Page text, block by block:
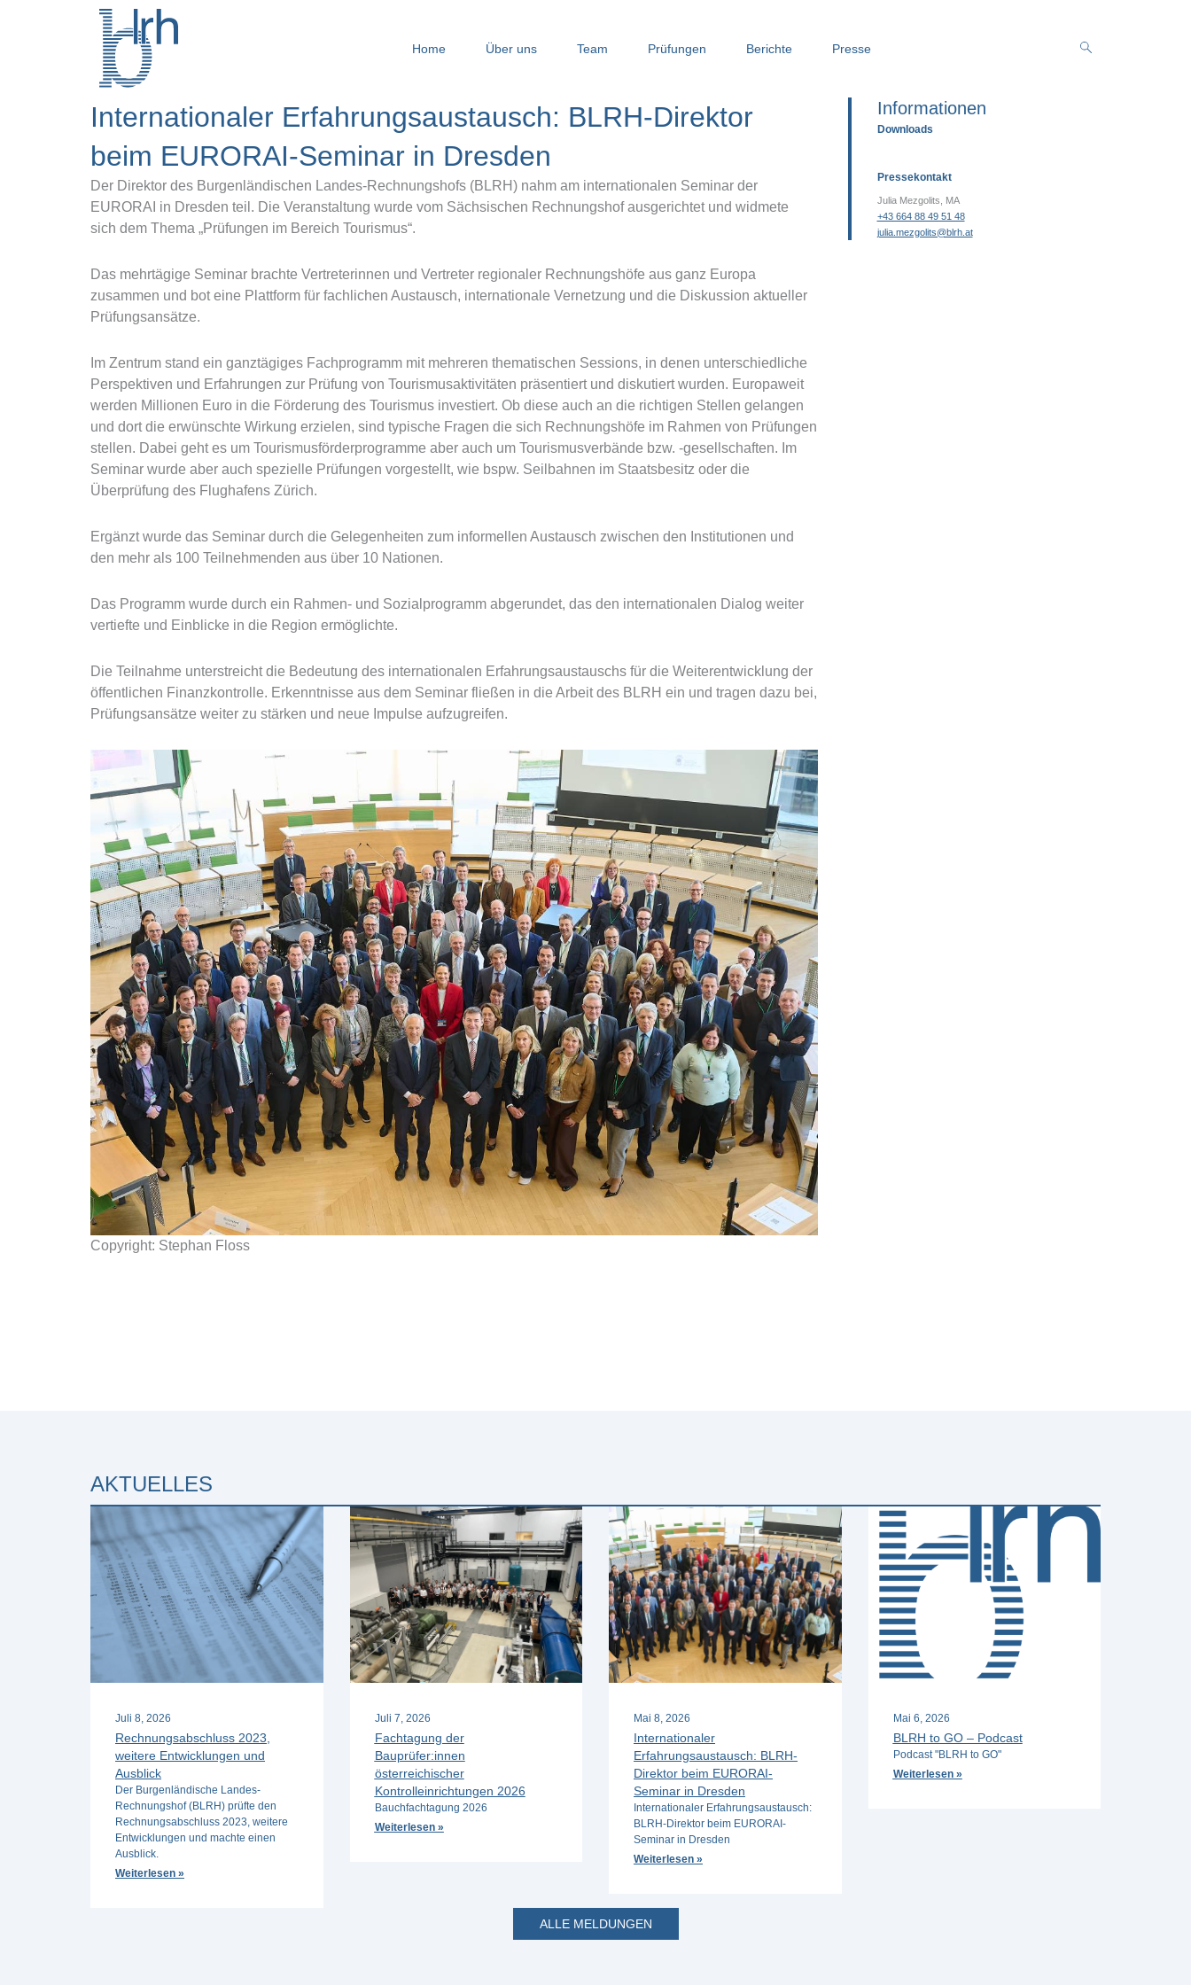
Home Über uns Team Prüfungen Berichte Presse
Internationaler Erfahrungsaustausch: BLRH-Direktor
beim EURORAI-Seminar in Dresden
Der Direktor des Burgenländischen Landes-Rechnungshofs (BLRH) nahm am internationalen Seminar der
EURORAI in Dresden teil. Die Veranstaltung wurde vom Sächsischen Rechnungshof ausgerichtet und widmete
sich dem Thema „Prüfungen im Bereich Tourismus“.
Das mehrtägige Seminar brachte Vertreterinnen und Vertreter regionaler Rechnungshöfe aus ganz Europa
zusammen und bot eine Plattform für fachlichen Austausch, internationale Vernetzung und die Diskussion aktueller
Prüfungsansätze.
Im Zentrum stand ein ganztägiges Fachprogramm mit mehreren thematischen Sessions, in denen unterschiedliche
Perspektiven und Erfahrungen zur Prüfung von Tourismusaktivitäten präsentiert und diskutiert wurden. Europaweit
werden Millionen Euro in die Förderung des Tourismus investiert. Ob diese auch an die richtigen Stellen gelangen
und dort die erwünschte Wirkung erzielen, sind typische Fragen die sich Rechnungshöfe im Rahmen von Prüfungen
stellen. Dabei geht es um Tourismusförderprogramme aber auch um Tourismusverbände bzw. -gesellschaften. Im
Seminar wurde aber auch spezielle Prüfungen vorgestellt, wie bspw. Seilbahnen im Staatsbesitz oder die
Überprüfung des Flughafens Zürich.
Ergänzt wurde das Seminar durch die Gelegenheiten zum informellen Austausch zwischen den Institutionen und
den mehr als 100 Teilnehmenden aus über 10 Nationen.
Das Programm wurde durch ein Rahmen- und Sozialprogramm abgerundet, das den internationalen Dialog weiter
vertiefte und Einblicke in die Region ermöglichte.
Die Teilnahme unterstreicht die Bedeutung des internationalen Erfahrungsaustauschs für die Weiterentwicklung der
öffentlichen Finanzkontrolle. Erkenntnisse aus dem Seminar fließen in die Arbeit des BLRH ein und tragen dazu bei,
Prüfungsansätze weiter zu stärken und neue Impulse aufzugreifen.
Copyright: Stephan Floss
Informationen
Downloads
Pressekontakt
Julia Mezgolits, MA
+43 664 88 49 51 48
julia.mezgolits@blrh.at
AKTUELLES
Juli 8, 2026
Rechnungsabschluss 2023,
weitere Entwicklungen und
Ausblick
Der Burgenländische Landes-
Rechnungshof (BLRH) prüfte den
Rechnungsabschluss 2023, weitere
Entwicklungen und machte einen
Ausblick.
Weiterlesen »
Juli 7, 2026
Fachtagung der
Bauprüfer:innen
österreichischer
Kontrolleinrichtungen 2026
Bauchfachtagung 2026
Weiterlesen »
Mai 8, 2026
Internationaler
Erfahrungsaustausch: BLRH-
Direktor beim EURORAI-
Seminar in Dresden
Internationaler Erfahrungsaustausch:
BLRH-Direktor beim EURORAI-
Seminar in Dresden
Weiterlesen »
Mai 6, 2026
BLRH to GO – Podcast
Podcast "BLRH to GO"
Weiterlesen »
ALLE MELDUNGEN